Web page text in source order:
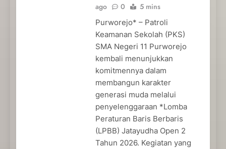
ago
0 5 mins
Purworejo* – Patroli
Keamanan Sekolah (PKS)
SMA Negeri 11 Purworejo
kembali menunjukkan
komitmennya dalam
membangun karakter
generasi muda melalui
penyelenggaraan *Lomba
Peraturan Baris Berbaris
(LPBB) Jatayudha Open 2
Tahun 2026. Kegiatan yang